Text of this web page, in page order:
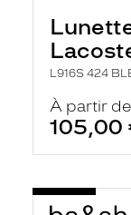
L916S 424
À partir de
105,00